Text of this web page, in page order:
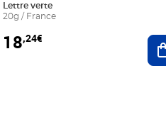
au panier
Lettre verte
20g / France
18,24€